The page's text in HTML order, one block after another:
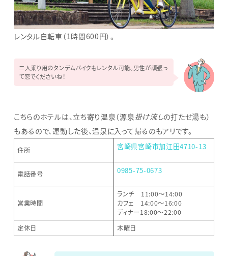
レンタル自転車（1時間600円）。
二人乗り用のタンデムバイクもレンタル可能。男性が頑張っ
て恋でくださいね！
こちらのホテルは、立ち寄り温泉（源泉掛け流しの打たせ湯も）
もあるので、運動した後、温泉に入って帰るのもアリです。
住所 宮崎県宮崎市加江田4710-13
電話番号 0985-75-0673
営業時間
ランチ 11:00～14:00
カフェ 14:00～16:00
ディナー18:00～22:00
定休日
木曜日